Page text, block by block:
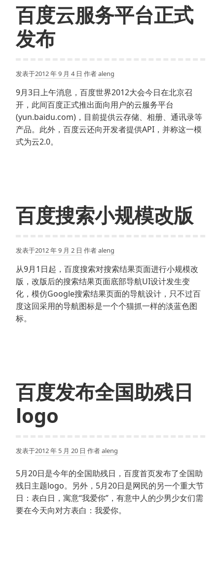
网
站
百度云服务平台正式
发布
发表于2012 年 9 月 4 日 作者aleng
9月3日上午消息，百度世界2012大会今日在北京召
开，此间百度正式推出面向用户的云服务平台
(yun.baidu.com)，目前提供云存储、相册、通讯录等
产品。此外，百度云还向开发者提供API，并称这一模
式为云2.0。
百度搜索小规模改版
发表于2012 年 9 月 2 日 作者aleng
从9月1日起，百度搜索对搜索结果页面进行小规模改
版，改版后的搜索结果页面底部导航UI设计发生变
化，模仿Google搜索结果页面的导航设计，只不过百
度这回采用的导航图标是一个个猫抓一样的淡蓝色图
标。
百度发布全国助残日
logo
发表于2012 年 5 月 20 日 作者aleng
5月20日是今年的全国助残日，百度首页发布了全国助
残日主题logo。另外，5月20日是网民的另一个重大节
日：表白日，寓意“我爱你”，有意中人的少男少女们需
要在今天向对方表白：我爱你。